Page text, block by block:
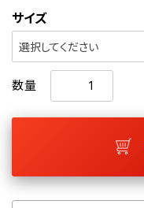
サイズ
選択してください
数量